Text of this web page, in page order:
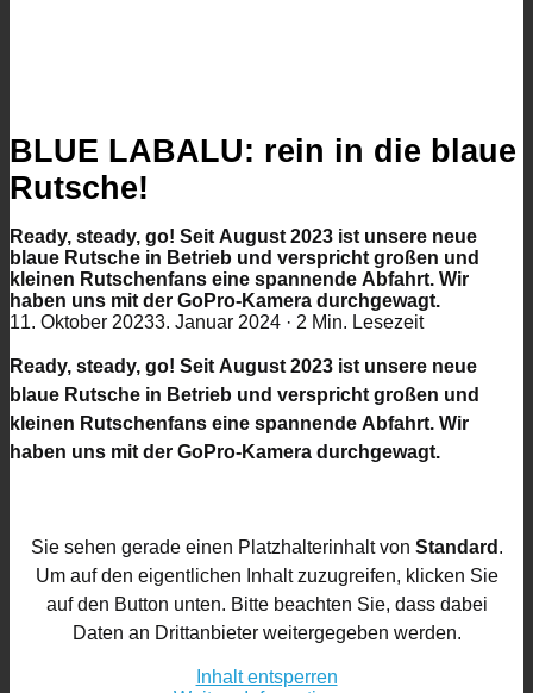
BLUE LABALU: rein in die blaue
Rutsche!
Ready, steady, go! Seit August 2023 ist unsere neue
blaue Rutsche in Betrieb und verspricht großen und
kleinen Rutschenfans eine spannende Abfahrt. Wir
haben uns mit der GoPro-Kamera durchgewagt.
11. Oktober 20233. Januar 2024 · 2 Min. Lesezeit
Ready, steady, go! Seit August 2023 ist unsere neue
blaue Rutsche in Betrieb und verspricht großen und
kleinen Rutschenfans eine spannende Abfahrt. Wir
haben uns mit der GoPro-Kamera durchgewagt.
Sie sehen gerade einen Platzhalterinhalt von Standard .
Um auf den eigentlichen Inhalt zuzugreifen, klicken Sie
auf den Button unten. Bitte beachten Sie, dass dabei
Daten an Drittanbieter weitergegeben werden.
Inhalt entsperren